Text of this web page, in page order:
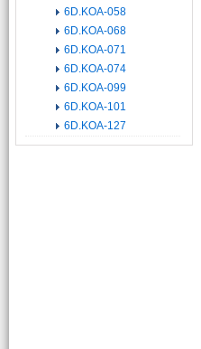
6D.KOA-058
6D.KOA-068
6D.KOA-071
6D.KOA-074
6D.KOA-099
6D.KOA-101
6D.KOA-127